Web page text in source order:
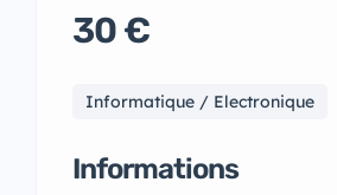
30 €
Informatique / Electronique
Informations